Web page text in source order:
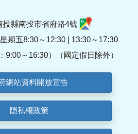
投縣南投市省府路4號
期五8:30～12:30 | 13:30～17:30
9:00～16:30）（國定假日除外）
網站資料開放宣告
隱私權政策